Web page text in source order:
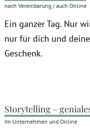
nach Vereinbarung / auch Online
Ein ganzer Tag. Nur
nur für dich und
Geschenk.
Storytelling –
Im Unternehmen und Online